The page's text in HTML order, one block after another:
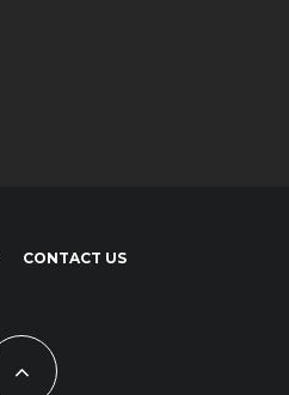
CONTACT US